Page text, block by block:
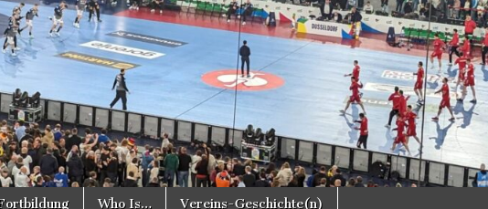
Who Is… Vereins-Geschichte(n)